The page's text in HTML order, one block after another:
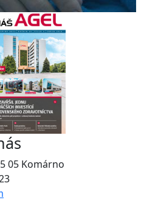
05 Komárno